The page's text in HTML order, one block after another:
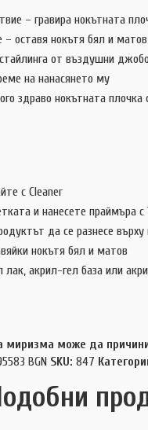
– гравира нокътната
– оставя нокътя бял и матов
от въздушни
на нанасянето му
здраво нокътната плочка
с Cleaner
и нанесете праймъра
да се разнесе
нокътя бял и матов
лак, акрил-гел база или
миризма може да
BGN SKU: 847